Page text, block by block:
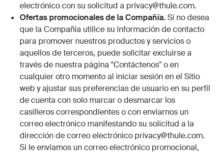
electrónico con su solicitud a privacy@thule.com.
Ofertas promocionales de la Compañía.Si no desea
que la Compañía utilice su información de contacto
para promover nuestros productos y servicios o
aquellos de terceros, puede solicitar excluirse a
través de nuestra página "Contáctenos" o en
cualquier otro momento al iniciar sesión en el Sitio
web y ajustar sus preferencias de usuario en su perfil
de cuenta con solo marcar o desmarcar los
casilleros correspondientes o con enviarnos un
correo electrónico manifestando su solicitud a la
dirección de correo electrónico privacy@thule.com.
Si le enviamos un correo electrónico promocional,